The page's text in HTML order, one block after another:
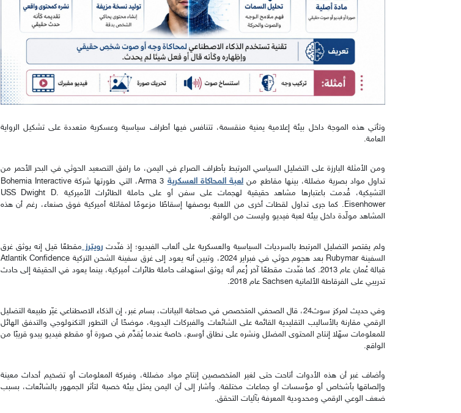
وتأتي هذه الموجة داخل بيئة إعلامية يمنية منقسمة، تتنافس فيها أطراف سياسية وعسكرية متعددة على تشكيل الرواية
العامة.
ومن الأمثلة البارزة على التضليل السياسي المرتبط بأطراف الصراع في اليمن، ما رافق التصعيد الحوثي في البحر الأحمر من
تداول مواد بصرية مضللة، بينها مقاطع منلعبة المحاكاة العسكرية
Arma 3، التي طورتها شركة Bohemia Interactive
التشيكية، قُدمت باعتبارها مشاهد حقيقية لهجمات على سفن أو على حاملة الطائرات الأميركية USS Dwight D.
Eisenhower. كما جرى تداول لقطات أخرى من اللعبة بوصفها إسقاطًا مزعومًا لمقاتلة أميركية فوق صنعاء، رغم أن هذه
المشاهد مولّدة داخل بيئة لعبة فيديو وليست من الواقع.
ولم يقتصر التضليل المرتبط بالسرديات السياسية والعسكرية على ألعاب الفيديو؛ إذ فنّدترويترز مقطعًا قيل إنه يوثق غرق
السفينة Rubymar بعد هجوم حوثي في فبراير 2024، وتبين أنه يعود إلى غرق سفينة الشحن التركية Atlantik Confidence
قبالة عُمان عام 2013. كما فنّدت مقطعًا آخر زُعم أنه يوثق استهداف حاملة طائرات أميركية، بينما يعود في الحقيقة إلى حادث
تدريبي على الفرقاطة الألمانية Sachsen عام 2018.
وفي حديث لمركز سوث24، قال الصحفي المتخصص في صحافة البيانات، بسام غبر، إن الذكاء الاصطناعي غيّر طبيعة التضليل
الرقمي مقارنة بالأساليب التقليدية القائمة على الشائعات والفبركات اليدوية، موضحًا أن التطور التكنولوجي والتدفق الهائل
للمعلومات سهّلا إنتاج المحتوى المضلل ونشره على نطاق أوسع، خاصة عندما يُقدَّم في صورة أو مقطع فيديو يبدو قريبًا من
الواقع.
وأضاف غبر أن هذه الأدوات أتاحت حتى لغير المتخصصين إنتاج مواد مضللة، وفبركة المعلومات أو تضخيم أحداث معينة
وإلصاقها بأشخاص أو مؤسسات أو جماعات مختلفة. وأشار إلى أن اليمن يمثل بيئة خصبة لتأثر الجمهور بالشائعات، بسبب
ضعف الوعي الرقمي ومحدودية المعرفة بآليات التحقق.